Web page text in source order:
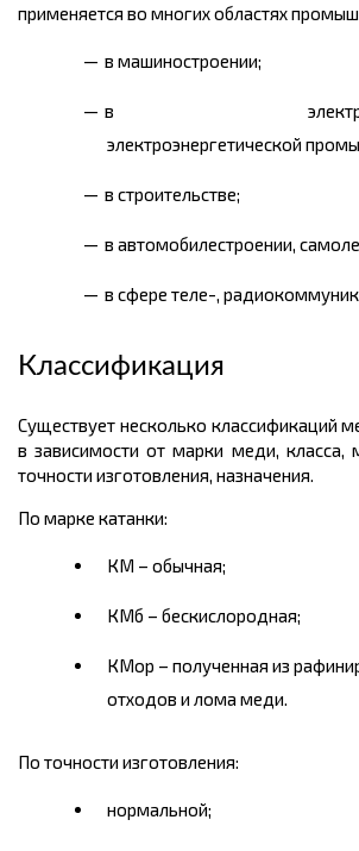
применяется во многих областях
в машиностроении;
в
электроэнергетической
в строительстве;
в автомобилестроении,
в сфере теле-,
Классификация
Существует несколько классификаций
в зависимости от марки меди, класса,
точности изготовления, назначения.
По марке катанки:
КМ – обычная;
КМб – бескислородная;
КМор – полученная из
отходов и лома меди.
По точности изготовления:
нормальной;